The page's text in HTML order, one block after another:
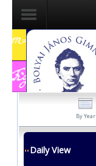
Dokumentumok
Felvételizőknek
By Year
Daily View